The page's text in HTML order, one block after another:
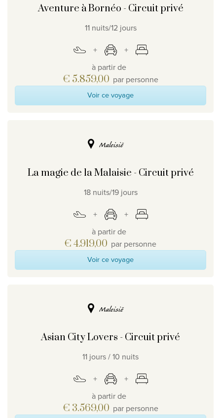
Aventure à Bornéo - Circuit privé
11 nuits/12 jours
à partir de
€ 5.859,00 par personne
Voir ce voyage
Maleisië
La magie de la Malaisie - Circuit privé
18 nuits/19 jours
à partir de
€ 4.919,00 par personne
Voir ce voyage
Maleisië
Asian City Lovers - Circuit privé
11 jours / 10 nuits
à partir de
€ 3.569,00 par personne